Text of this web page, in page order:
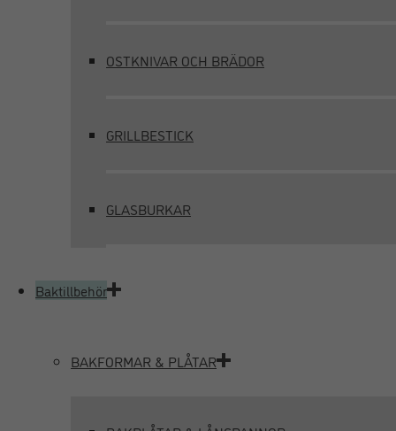
OSTKNIVAR OCH BRÄDOR
GRILLBESTICK
GLASBURKAR
Baktillbehör
BAKFORMAR & PLÅTAR